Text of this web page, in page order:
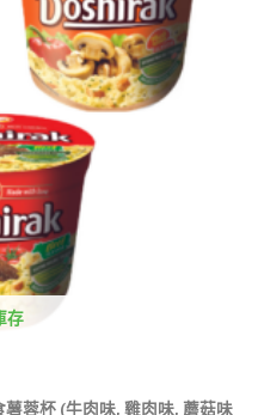
存
蓉杯 (牛肉味, 雞肉味, 蘑菇味